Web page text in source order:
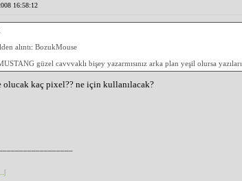
16:58:12
alıntı: BozukMouse
güzel cavvvaklı bişey yazarmısınız arka plan yeşil olursa
olucak kaç pixel?? ne için kullanılacak?